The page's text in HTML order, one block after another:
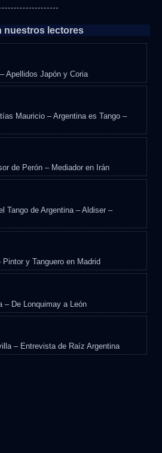
nuestros lectores
Apellidos Japón y Coria
Mauricio – Argentina es Tango –
de Perón – Mediador en Irán
Tango de Argentina – Aldiser –
y Tanguero en Madrid
– De Lonquimay a León
– Entrevista de Raíz Argentina